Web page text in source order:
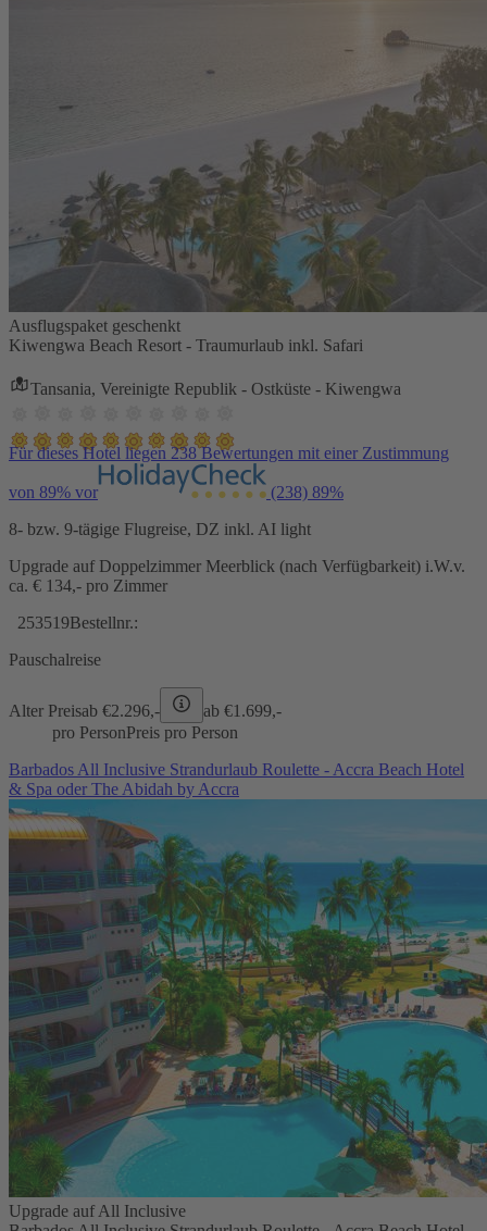
Ausflugspaket geschenkt
Kiwengwa Beach Resort - Traumurlaub inkl. Safari
Tansania, Vereinigte Republik - Ostküste - Kiwengwa
Für dieses Hotel liegen 238 Bewertungen mit einer Zustimmung
von 89% vor (238) 89%
8- bzw. 9-tägige Flugreise, DZ inkl. AI light
Upgrade auf Doppelzimmer Meerblick (nach Verfügbarkeit) i.W.v.
ca. € 134,- pro Zimmer
253519Bestellnr.:
Pauschalreise
Alter Preisab €2.296,- ab €1.699,-
pro PersonPreis pro Person
Barbados All Inclusive Strandurlaub Roulette - Accra Beach Hotel
& Spa oder The Abidah by Accra
Upgrade auf All Inclusive